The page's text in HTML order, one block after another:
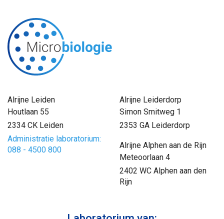
Alrijne Leiden
Houtlaan 55
2334 CK Leiden
Administratie laboratorium:
088 - 4500 800
Alrijne Leiderdorp
Simon Smitweg 1
2353 GA Leiderdorp
Alrijne Alphen aan de Rijn
Meteoorlaan 4
2402 WC Alphen aan den
Rijn